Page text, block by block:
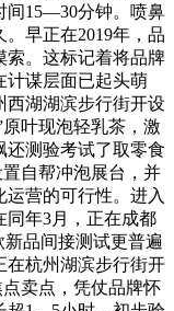
间15—30分钟。喷鼻
早正在2019年，品
索。这标记着将品牌
计谋层面已起头萌
西湖湖滨步行街开设
叶现泡轻乳茶，激
还测验考试了取零食
自帮冲泡展台，并
营的可行性。进入
同年3月，正在成都
新品间接测试更普遍
在杭州湖滨步行街开
卖点，凭仗品牌怀